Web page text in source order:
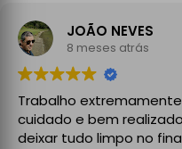
clareza, aconselharam
instalação elétrica e
enorme cuidado.
A instalação ficou
funcional, com atenção
No final, deixaram tudo
JOÃO NEVES
8 meses atrás
Trabalho
cuidado e bem
deixar tudo limpo no